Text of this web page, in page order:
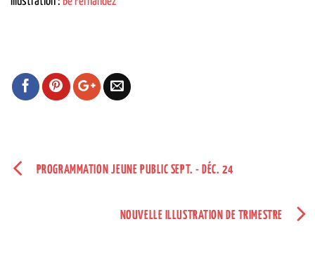
PROGRAMMATION JEUNE PUBLIC SEPT. - DÉC. 24
NOUVELLE ILLUSTRATION DE TRIMESTRE